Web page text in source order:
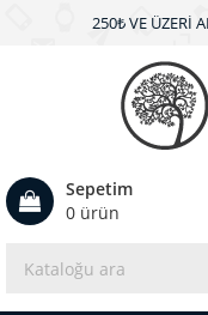
250₺ VE ÜZERI
Sepetim
0 ürün